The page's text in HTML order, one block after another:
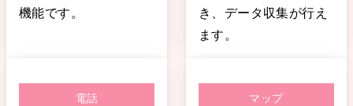
機能です。
き、データ収集が行え
ます。
電話 マップ